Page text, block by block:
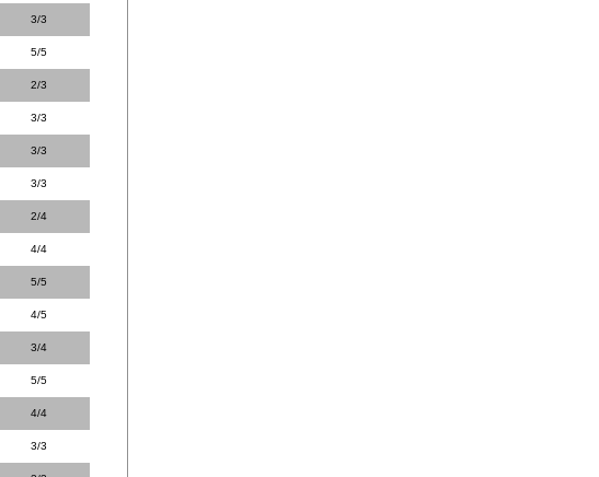
3/3
5/5
2/3
3/3
3/3
3/3
2/4
4/4
5/5
4/5
3/4
5/5
4/4
3/3